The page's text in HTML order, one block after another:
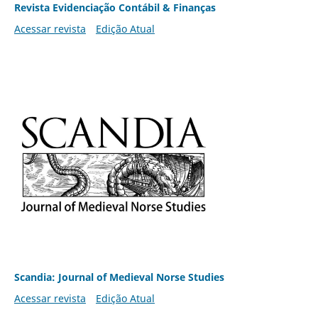
Revista Evidenciação Contábil & Finanças
Acessar revista
Edição Atual
Scandia: Journal of Medieval Norse Studies
Acessar revista
Edição Atual